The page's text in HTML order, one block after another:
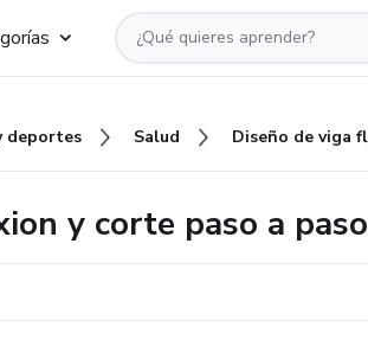
deportes Salud
y corte paso a paso